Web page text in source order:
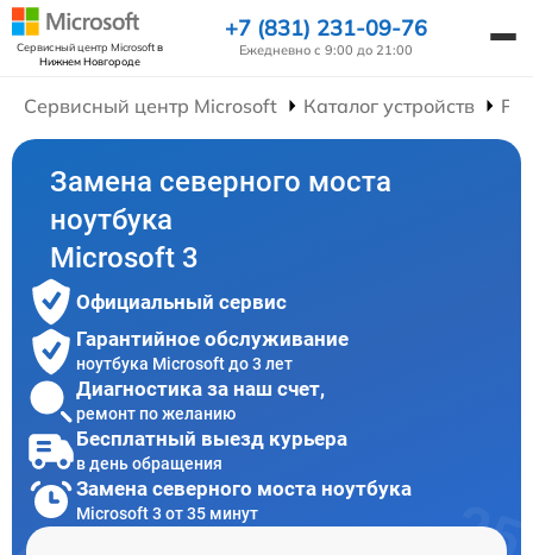
Сервисный центр Microsoftв
Нижнем Новгороде
+7 (831) 231-09-76
Ежедневно с 9:00 до 21:00
Сервисный центр Microsoft Каталог устройств
Замена северного моста
ноутбука
Microsoft 3
Официальный сервис
Гарантийное обслуживание
ноутбука Microsoft до 3 лет
Диагностика за наш счет,
ремонт по желанию
Бесплатный выезд курьера
в день обращения
Замена северного моста ноутбука
Microsoft 3 от 35 минут